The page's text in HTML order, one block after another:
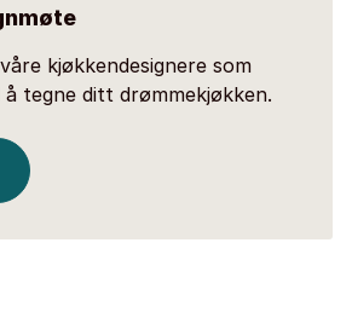
kjøkkendesignere som
å tegne ditt drømmekjøkken.